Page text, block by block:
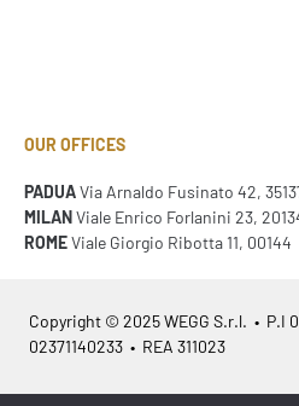
OUR OFFICES
PADUAVia Arnaldo Fusinato 42,
MILANViale Enrico Forlanini 23,
ROMEViale Giorgio Ribotta 11, 00144
Copyright © 2025 WEGG S.r.l. • P.I
02371140233 • REA 311023